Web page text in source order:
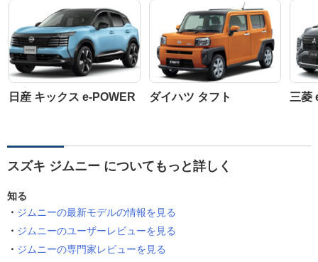
日産 キックス e-POWER ダイハツ タフト 三菱
スズキ ジムニー についてもっと詳しく
知る
ジムニーの最新モデルの情報を見る
ジムニーのユーザーレビューを見る
ジムニーの専門家レビューを見る